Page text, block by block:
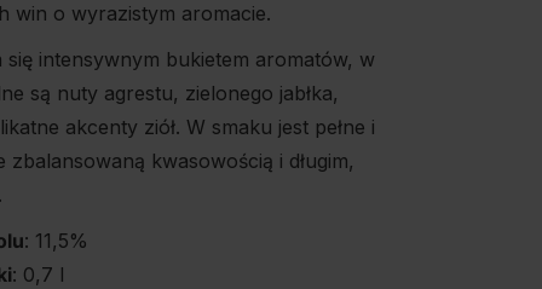
win o wyrazistym aromacie.
intensywnym bukietem aromatów, w
są nuty agrestu, zielonego jabłka,
akcenty ziół. W smaku jest pełne i
zbalansowaną kwasowością i długim,
: 11,5%
: 0,7 l